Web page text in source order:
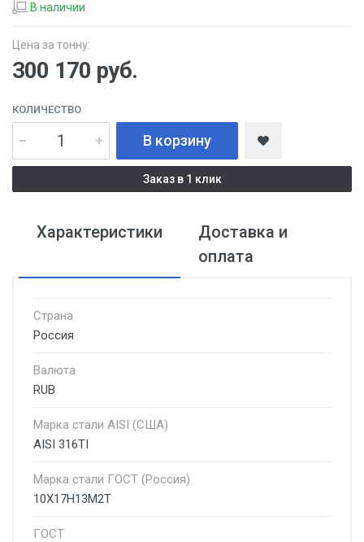
В наличии
Цена за тонну:
300 170 руб.
КОЛИЧЕСТВО
В корзину
Заказ в 1 клик
Характеристики
Доставка и
оплата
Страна
Россия
Валюта
RUB
Марка стали AISI (США)
AISI 316TI
Марка стали ГОСТ (Россия)
10Х17Н13М2Т
ГОСТ